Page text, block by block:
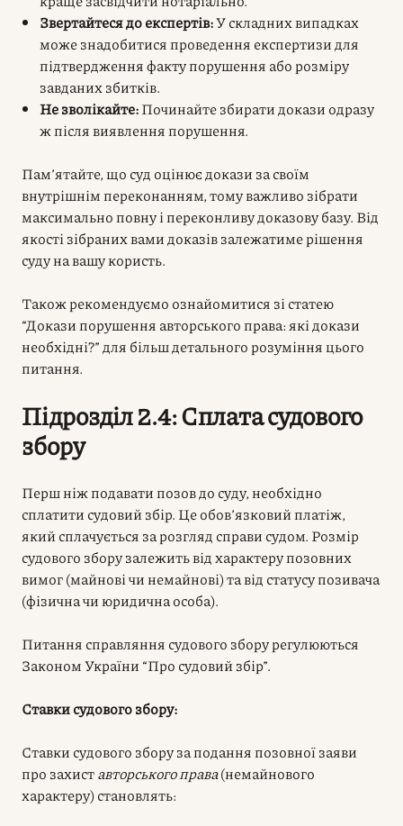
Звертайтеся до експертів:У складних випадках
може знадобитися проведення експертизи для
підтвердження факту порушення або розміру
завданих збитків.
Не зволікайте:Починайте збирати докази одразу
ж після виявлення порушення.
Пам’ятайте, що суд оцінює докази за своїм
внутрішнім переконанням, тому важливо зібрати
максимально повну і переконливу доказову базу. Від
якості зібраних вами доказів залежатиме рішення
суду на вашу користь.
Також рекомендуємо ознайомитися зі статею
“Докази порушення авторського права: які докази
необхідні?” для більш детального розуміння цього
питання.
Підрозділ 2.4: Сплата судового
збору
Перш ніж подавати позов до суду, необхідно
сплатити судовий збір. Це обов’язковий платіж,
який сплачується за розгляд справи судом. Розмір
судового збору залежить від характеру позовних
вимог (майнові чи немайнові) та від статусу позивача
(фізична чи юридична особа).
Питання справляння судового збору регулюються
Законом України “Про судовий збір”.
Ставки судового збору:
Ставки судового збору за подання позовної заяви
про захиставторського права(немайнового
характеру) становлять: